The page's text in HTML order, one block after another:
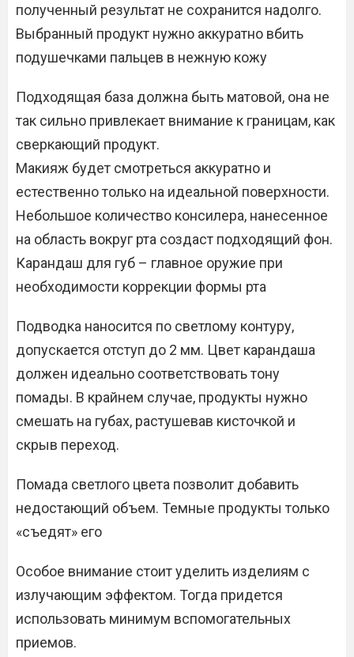
полученный результат не сохранится надолго.
Выбранный продукт нужно аккуратно вбить
подушечками пальцев в нежную кожу
Подходящая база должна быть матовой, она не
так сильно привлекает внимание к границам, как
сверкающий продукт.
Макияж будет смотреться аккуратно и
естественно только на идеальной поверхности.
Небольшое количество консилера, нанесенное
на область вокруг рта создаст подходящий фон.
Карандаш для губ – главное оружие при
необходимости коррекции формы рта
Подводка наносится по светлому контуру,
допускается отступ до 2 мм. Цвет карандаша
должен идеально соответствовать тону
помады. В крайнем случае, продукты нужно
смешать на губах, растушевав кисточкой и
скрыв переход.
Помада светлого цвета позволит добавить
недостающий объем. Темные продукты только
«съедят» его
Особое внимание стоит уделить изделиям с
излучающим эффектом. Тогда придется
использовать минимум вспомогательных
приемов.